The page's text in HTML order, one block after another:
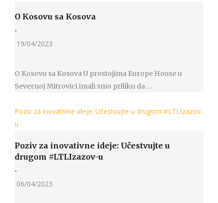
O Kosovu sa Kosova
•
19/04/2023
O Kosovu sa Kosova U prostojima Europe House u
Severnoj Mitrovici imali smo priliku da …
Poziv za inovativne ideje: Učestvujte u drugom #LTLIzazov-
u
Poziv za inovativne ideje: Učestvujte u
drugom #LTLIzazov-u
•
06/04/2023